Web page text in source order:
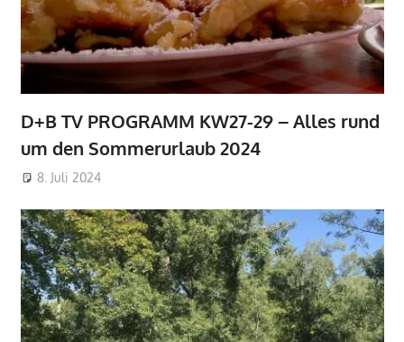
D+B TV PROGRAMM KW27-29 – Alles rund
um den Sommerurlaub 2024
8. Juli 2024